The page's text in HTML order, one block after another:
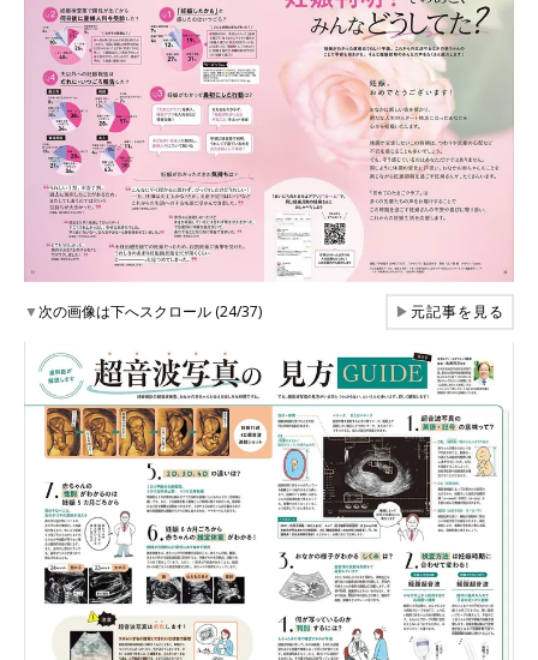
▼次の画像は下へスクロール (24/37) ▶元記事を見る